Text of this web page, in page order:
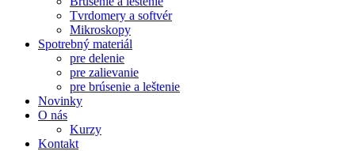
Tvrdomery a softvér
Mikroskopy
Spotrebný materiál
pre delenie
pre zalievanie
pre brúsenie a leštenie
Novinky
O nás
Kurzy
Kontakt